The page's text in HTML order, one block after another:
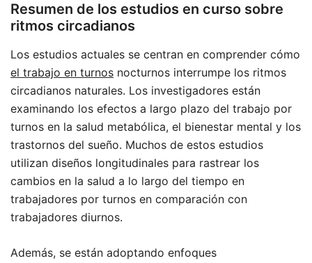
Resumen de los estudios en curso sobre
ritmos circadianos
Los estudios actuales se centran en comprender cómo
el trabajo en turnos nocturnos interrumpe los ritmos
circadianos naturales. Los investigadores están
examinando los efectos a largo plazo del trabajo por
turnos en la salud metabólica, el bienestar mental y los
trastornos del sueño. Muchos de estos estudios
utilizan diseños longitudinales para rastrear los
cambios en la salud a lo largo del tiempo en
trabajadores por turnos en comparación con
trabajadores diurnos.
Además, se están adoptando enfoques